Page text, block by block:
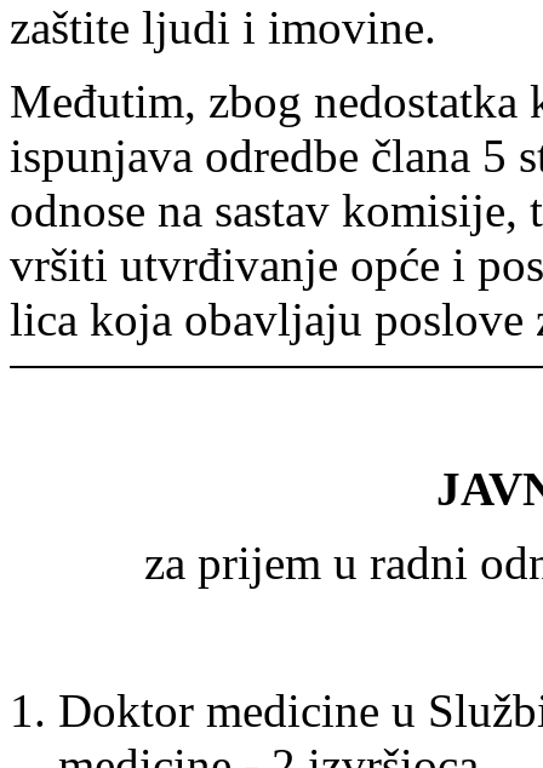
zaštite ljudi i imovine.
Međutim, zbog
ispunjava odredbe člana 5
odnose na sastav
vršiti utvrđivanje opće i
lica koja obavljaju
za prijem u radni
Doktor medicine u